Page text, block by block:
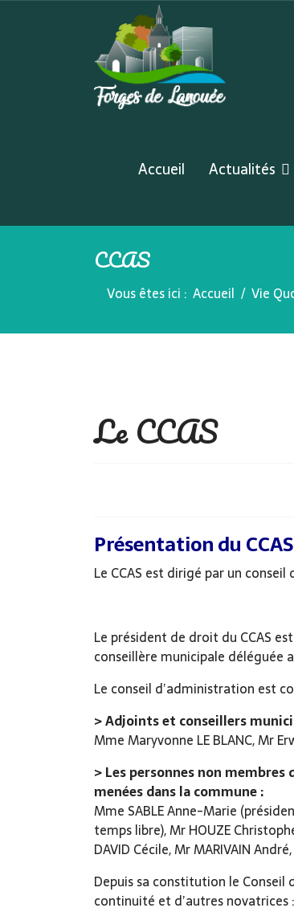
Accueil Actualités
CCAS
Vous êtes ici : Accueil Vie
Le CCAS
Présentation du CCAS
Le CCAS est dirigé par un
Le président de droit du CCAS
conseillère municipale déléguée
Le conseil d’administration est
> Adjoints et conseillers
Mme Maryvonne LE BLANC, Mr
> Les personnes non
menées dans la commune :
Mme SABLE Anne-Marie
temps libre), Mr HOUZE
DAVID Cécile, Mr MARIVAIN
Depuis sa constitution le Conseil
continuité et d’autres novatrices :